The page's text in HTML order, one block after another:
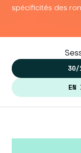
spécificités des
30/
EN